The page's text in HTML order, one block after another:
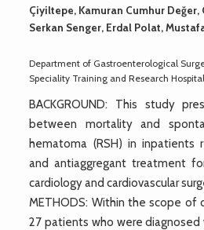
Çiyiltepe, Kamuran Cumhur Değer,
Serkan Senger, Erdal Polat,
Department of Gastroenterological
Speciality Training and Research
BACKGROUND: This study
between mortality and
hematoma (RSH) in inpatients
and antiaggregant treatment
cardiology and cardiovascular
METHODS: Within the scope of
27 patients who were diagnosed